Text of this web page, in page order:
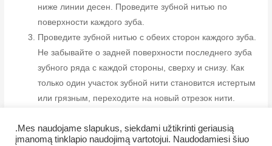
ниже линии десен. Проведите зубной нитью по
поверхности каждого зуба.
Проведите зубной нитью с обеих сторон каждого зуба.
Не забывайте о задней поверхности последнего зуба
зубного ряда с каждой стороны, сверху и снизу. Как
только один участок зубной нити становится истертым
или грязным, переходите на новый отрезок нити.
.Mes naudojame slapukus, siekdami užtikrinti geriausią
įmanomą tinklapio naudojimą vartotojui. Naudodamiesi šiuo